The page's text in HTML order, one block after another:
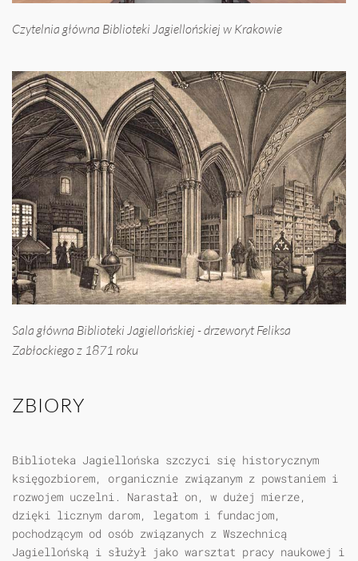
Czytelnia główna Biblioteki Jagiellońskiej w Krakowie
Sala główna Biblioteki Jagiellońskiej - drzeworyt Feliksa
Zabłockiego z 1871 roku
ZBIORY
Biblioteka Jagiellońska szczyci się historycznym
księgozbiorem, organicznie związanym z powstaniem i
rozwojem uczelni. Narastał on, w dużej mierze,
dzięki licznym darom, legatom i fundacjom,
pochodzącym od osób związanych z Wszechnicą
Jagiellońską i służył jako warsztat pracy naukowej i